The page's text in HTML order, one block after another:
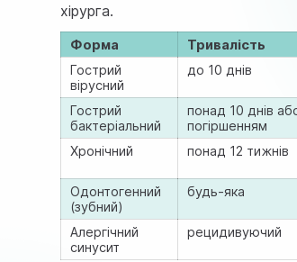
хірурга.
Форма Тривалість
Гострий
вірусний
до 10 днів
Гострий
бактеріальний
понад 10 днів
погіршенням
Хронічний понад 12 тижнів
Одонтогенний
(зубний)
будь-яка
Алергічний
синусит
рецидивуючий